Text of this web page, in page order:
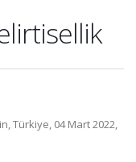
Türkiye, 04 Mart 2022,